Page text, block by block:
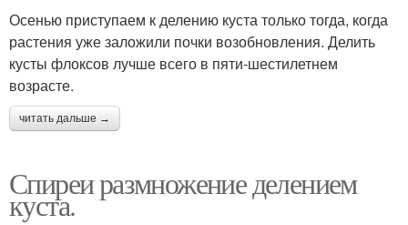
Осенью приступаем к делению куста только тогда, когда
растения уже заложили почки возобновления. Делить
кусты флоксов лучше всего в пяти-шестилетнем
возрасте.
читать дальше →
Спиреи размножение делением
куста.